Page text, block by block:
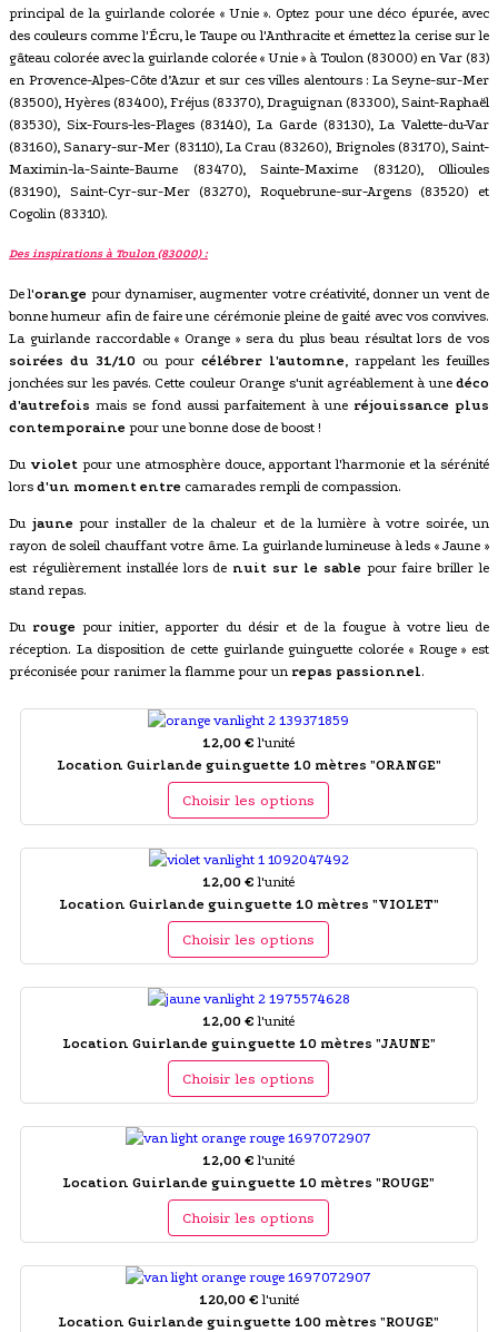
principal de la guirlande colorée « Unie ». Optez pour une déco épurée, avec
des couleurs comme l'Écru, le Taupe ou l'Anthracite et émettez la cerise sur le
gâteau colorée avec la guirlande colorée « Unie » à Toulon (83000) en Var (83)
en Provence-Alpes-Côte d’Azur et sur ces villes alentours : La Seyne-sur-Mer
(83500), Hyères (83400), Fréjus (83370), Draguignan (83300), Saint-Raphaël
(83530), Six-Fours-les-Plages (83140), La Garde (83130), La Valette-du-Var
(83160), Sanary-sur-Mer (83110), La Crau (83260), Brignoles (83170), Saint-
Maximin-la-Sainte-Baume (83470), Sainte-Maxime (83120), Ollioules
(83190), Saint-Cyr-sur-Mer (83270), Roquebrune-sur-Argens (83520) et
Cogolin (83310).
Des inspirations à Toulon (83000) :
De l'orange pour dynamiser, augmenter votre créativité, donner un vent de
bonne humeur afin de faire une cérémonie pleine de gaité avec vos convives.
La guirlande raccordable « Orange » sera du plus beau résultat lors de vos
soirées du 31/10 ou pour célébrer l'automne, rappelant les feuilles
jonchées sur les pavés. Cette couleur Orange s'unit agréablement à une déco
d'autrefois mais se fond aussi parfaitement à une réjouissance plus
contemporaine pour une bonne dose de boost !
Du violetpour une atmosphère douce, apportant l'harmonie et la sérénité
lors d'un moment entre camarades rempli de compassion.
Du jaunepour installer de la chaleur et de la lumière à votre soirée, un
rayon de soleil chauffant votre âme. La guirlande lumineuse à leds « Jaune »
est régulièrement installée lors de nuit sur le sablepour faire briller le
stand repas.
Du rouge pour initier, apporter du désir et de la fougue à votre lieu de
réception. La disposition de cette guirlande guinguette colorée « Rouge » est
préconisée pour ranimer la flamme pour un repas passionnel.
12,00 € l'unité
Location Guirlande guinguette 10 mètres "ORANGE"
Choisir les options
12,00 € l'unité
Location Guirlande guinguette 10 mètres "VIOLET"
Choisir les options
12,00 € l'unité
Location Guirlande guinguette 10 mètres "JAUNE"
Choisir les options
12,00 € l'unité
Location Guirlande guinguette 10 mètres "ROUGE"
Choisir les options
120,00 € l'unité
Location Guirlande guinguette 100 mètres "ROUGE"